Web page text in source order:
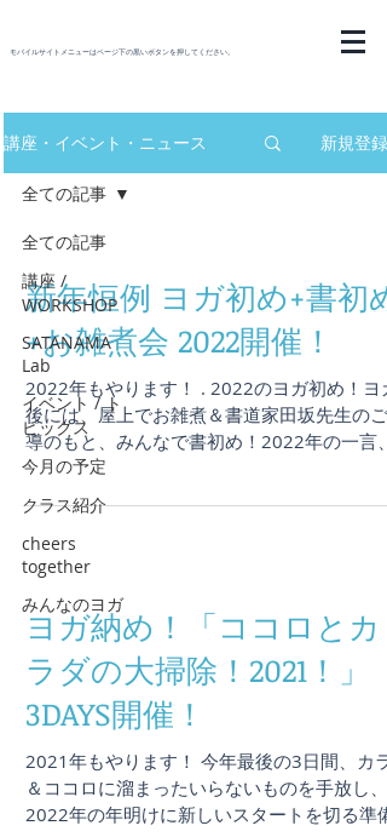
モバイルサイトメニューはページ下の黒いボタンを押してください。
講座・イベント・ニュース 新規登録
全ての記事
講座 /
WORKSHOP
SATANAMA
Lab
イベント / ト
ピックス
今月の予定
クラス紹介
cheers
together
みんなのヨガ
全ての記事
新年恒例 ヨガ初め+書初め
+お雑煮会 2022開催！
2022年もやります！ . 2022のヨガ初め！ヨガ
後には、屋上でお雑煮＆書道家田坂先生のご
導のもと、みんなで書初め！2022年の一言、
抱負を書いていきましょう♪ 大人になると書
めって、あまりする機会がないですが、書く
とによって一年をどう過ごすか、決意や目標
どが明確...
ヨガ納め！「ココロとカ
ラダの大掃除！2021！」
3DAYS開催！
2021年もやります！ 今年最後の3日間、カラ
＆ココロに溜まったいらないものを手放し、
2022年の年明けに新しいスタートを切る準備